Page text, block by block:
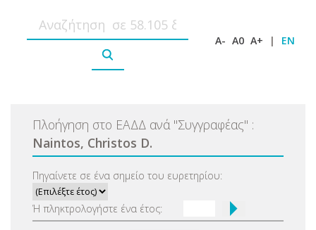
A- A0 A+ | EN
Πλοήγηση στο ΕΑΔΔ ανά "Συγγραφέας" :
Naintos, Christos D.
Πηγαίνετε σε ένα σημείο του ευρετηρίου:
Ή πληκτρολογήστε ένα έτος: